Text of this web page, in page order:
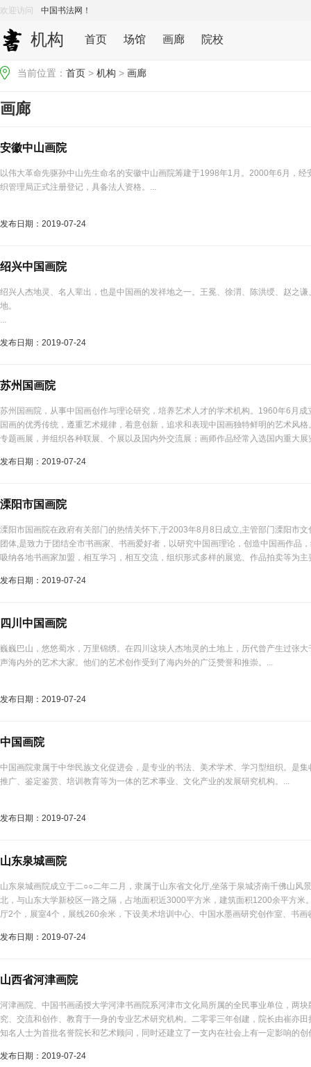
欢迎访问 中国书法网！
机构 首页 场馆 画廊 院校
当前位置： 首页 > 机构 > 画廊
画廊
安徽中山画院
以伟大革命先驱孙中山先生命名的安徽中山画院筹建于1998年1月。2000年6月，
织管理局正式注册登记，具备法人资格。...
发布日期：2019-07-24
绍兴中国画院
绍兴人杰地灵、名人辈出，也是中国画的发祥地之一。王冕、徐渭、陈洪绶、赵之
地。
...
发布日期：2019-07-24
苏州国画院
苏州国画院，从事中国画创作与理论研究，培养艺术人才的学术机构。1960年6月
国画的优秀传统，遵重艺术规律，着意创新，追求和表现中国画独特鲜明的艺术风
专题画展，并组织各种联展、个展以及国内外交流展；画师作品经常入选国内重大
待来访的各国艺术代表团；设画家工作室、办公室和画院画廊。现有画师12人，...
发布日期：2019-07-24
溧阳市国画院
溧阳市国画院在政府有关部门的热情关怀下,于2003年8月8日成立,主管部门溧阳市
团体,是致力于团结全市书画家、书画爱好者，以研究中国画理论，创造中国画作品
吸纳各地书画家加盟，相互学习，相互交流，组织形式多样的展览、作品拍卖等为主
发布日期：2019-07-24
四川中国画院
巍巍巴山，悠悠蜀水，万里锦绣。在四川这块人杰地灵的土地上，历代曾产生过张
声海内外的艺术大家。他们的艺术创作受到了海内外的广泛赞誉和推崇。...
发布日期：2019-07-24
中国画院
中国画院隶属于中华民族文化促进会，是专业的书法、美术学术、学习型组织。是
推广、鉴定鉴赏、培训教育等为一体的艺术事业、文化产业的发展研究机构。...
发布日期：2019-07-24
山东泉城画院
山东泉城画院成立于二○○二年二月，隶属于山东省文化厅,坐落于泉城济南千佛山风
北，与山东大学新校区一路之隔，占地面积近3000平方米，建筑面积1200余平方米
厅2个，展室4个，展线260余米，下设美术培训中心、中国水墨画研究创作室、书
现有画师60名，其中专职画师12名，特聘画师48名。被评为高...
发布日期：2019-07-24
山西省河津画院
河津画院、中国书画函授大学河津书画院系河津市文化局所属的全民事业单位，两
究、交流和创作、教育于一身的专业艺术研究机构。二零零三年创建，院长由崔亦
知名人士为首批名誉院长和艺术顾问，同时还建立了一支内在社会上有一定影响的
发布日期：2019-07-24